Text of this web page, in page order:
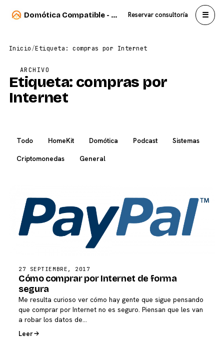
Domótica Compatible - Carlos Sahuquillo Reservar consultoría ☰
Inicio/Etiqueta: compras por Internet
ARCHIVO
Etiqueta: compras por
Internet
Todo HomeKit Domótica Podcast
Sistemas
Criptomonedas
General
27 SEPTIEMBRE, 2017
Cómo comprar por Internet de forma
segura
Me resulta curioso ver cómo hay gente que sigue pensando
que comprar por Internet no es seguro. Piensan que les van
a robar los datos de…
Leer